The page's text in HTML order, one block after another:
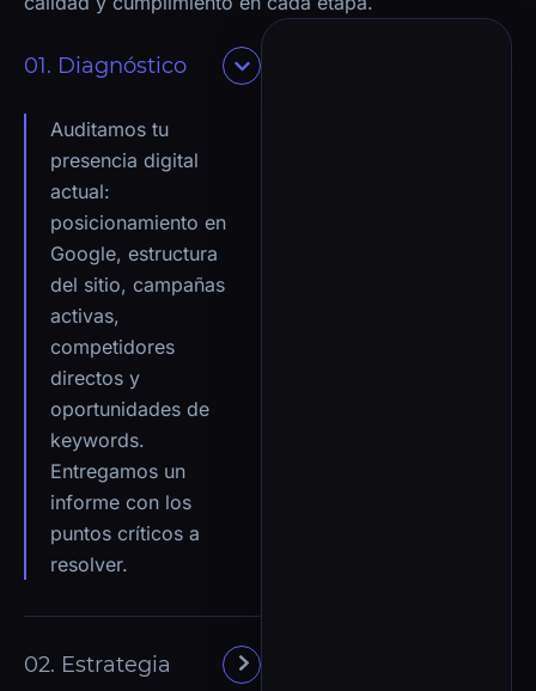
01. Diagnóstico
Auditamos tu
presencia digital
actual:
posicionamiento en
Google, estructura
del sitio, campañas
activas,
competidores
directos y
oportunidades de
keywords.
Entregamos un
informe con los
puntos críticos a
resolver.
02. Estrategia